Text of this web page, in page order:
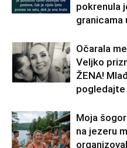
pokrenula
granicama
Očarala
Veljko
ŽENA!
pogledajte
Moja
na jezeru